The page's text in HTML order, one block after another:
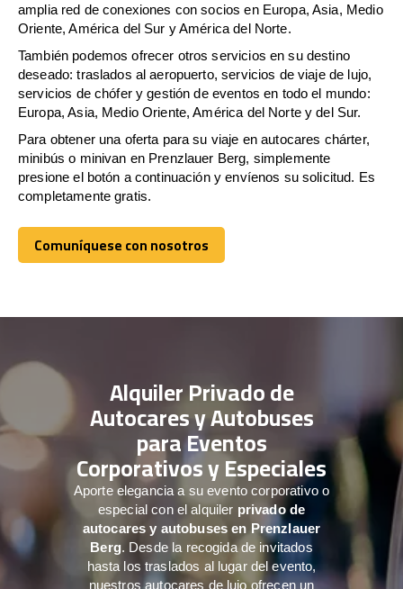
amplia red de conexiones con socios en Europa, Asia, Medio
Oriente, América del Sur y América del Norte.
También podemos ofrecer otros servicios en su destino
deseado: traslados al aeropuerto, servicios de viaje de lujo,
servicios de chófer y gestión de eventos en todo el mundo:
Europa, Asia, Medio Oriente, América del Norte y del Sur.
Para obtener una oferta para su viaje en autocares chárter,
minibús o minivan en Prenzlauer Berg, simplemente
presione el botón a continuación y envíenos su solicitud. Es
completamente gratis.
Comuníquese con nosotros
Comuníquese con nosotros
Alquiler Privado de
Autocares y Autobuses
para Eventos
Corporativos y Especiales
Aporte elegancia a su evento corporativo o
especial con el alquiler privado de
autocares y autobuses en Prenzlauer
Berg. Desde la recogida de invitados
hasta los traslados al lugar del evento,
nuestros autocares de lujo ofrecen un